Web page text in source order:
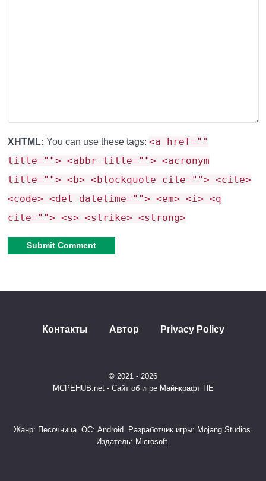
XHTML: You can use these tags: <a href=""
title=""> <abbr title=""> <acronym
title=""> <b> <blockquote cite=""> <cite>
<code> <del datetime=""> <em> <i> <q
cite=""> <s> <strike> <strong>
Контакты Автор Privacy Policy
© 2021 - 2026
MCPEHUB.net - Сайт об игре Майнкрафт ПЕ
Жанр: Песочница. ОС: Android. Разработчик игры: Mojang Studios.
Издатель: Microsoft.